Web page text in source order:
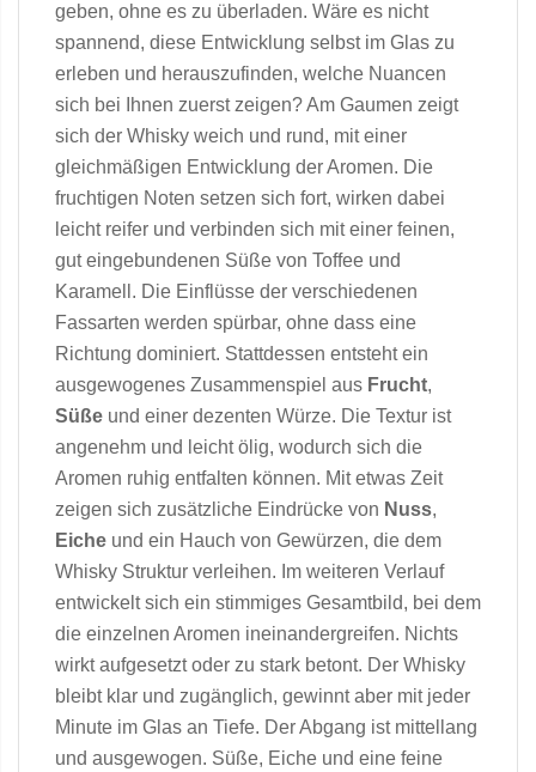
geben, ohne es zu überladen. Wäre es nicht
spannend, diese Entwicklung selbst im Glas zu
erleben und herauszufinden, welche Nuancen
sich bei Ihnen zuerst zeigen? Am Gaumen zeigt
sich der Whisky weich und rund, mit einer
gleichmäßigen Entwicklung der Aromen. Die
fruchtigen Noten setzen sich fort, wirken dabei
leicht reifer und verbinden sich mit einer feinen,
gut eingebundenen Süße von Toffee und
Karamell. Die Einflüsse der verschiedenen
Fassarten werden spürbar, ohne dass eine
Richtung dominiert. Stattdessen entsteht ein
ausgewogenes Zusammenspiel aus Frucht,
Süße und einer dezenten Würze. Die Textur ist
angenehm und leicht ölig, wodurch sich die
Aromen ruhig entfalten können. Mit etwas Zeit
zeigen sich zusätzliche Eindrücke von Nuss,
Eiche und ein Hauch von Gewürzen, die dem
Whisky Struktur verleihen. Im weiteren Verlauf
entwickelt sich ein stimmiges Gesamtbild, bei dem
die einzelnen Aromen ineinandergreifen. Nichts
wirkt aufgesetzt oder zu stark betont. Der Whisky
bleibt klar und zugänglich, gewinnt aber mit jeder
Minute im Glas an Tiefe. Der Abgang ist mittellang
und ausgewogen. Süße, Eiche und eine feine